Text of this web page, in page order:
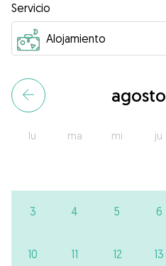
Servicio
lu ma mi ju
3 4 5 6
10 11 12 13